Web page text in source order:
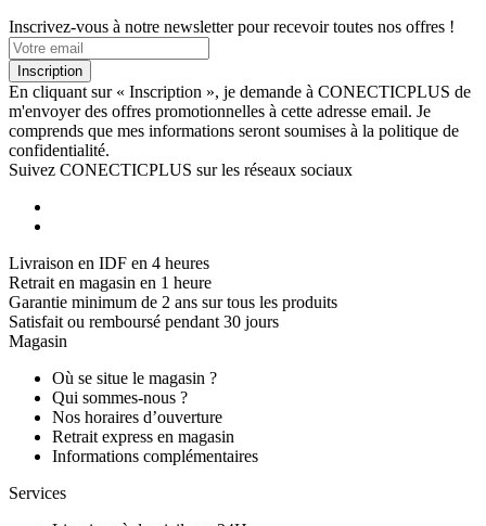
Inscrivez-vous à notre newsletter pour recevoir toutes nos offres !
Inscription
En cliquant sur « Inscription », je demande à CONECTICPLUS de
m'envoyer des offres promotionnelles à cette adresse email. Je
comprends que mes informations seront soumises à la politique de
confidentialité.
Suivez CONECTICPLUS sur les réseaux sociaux
Livraison en IDF en 4 heures
Retrait en magasin en 1 heure
Garantie minimum de 2 ans sur tous les produits
Satisfait ou remboursé pendant 30 jours
Magasin
Où se situe le magasin ?
Qui sommes-nous ?
Nos horaires d’ouverture
Retrait express en magasin
Informations complémentaires
Services